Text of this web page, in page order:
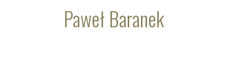
Paweł Baranek